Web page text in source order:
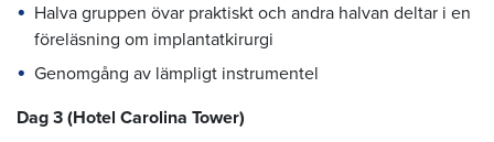
Halva gruppen övar praktiskt och andra halvan deltar i en
föreläsning om implantatkirurgi
Genomgång av lämpligt instrumentel
Dag 3 (Hotel Carolina Tower)